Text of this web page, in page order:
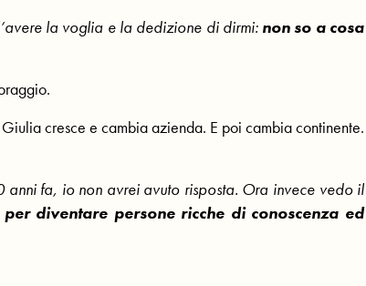
la voglia e la dedizione di dirmi: non so a cosa
cresce e cambia azienda. E poi cambia continente.
anni fa, io non avrei avuto risposta. Ora invece vedo il
diventare persone ricche di conoscenza ed